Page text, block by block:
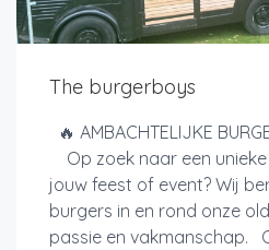
The burgerboys
🔥 AMBACHTELIJKE
Op zoek naar een
jouw feest of event? Wij
burgers in en rond onze
passie en vakmanschap.